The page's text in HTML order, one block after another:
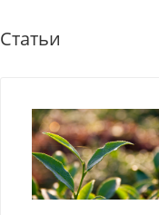
Статьи